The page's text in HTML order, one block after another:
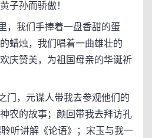
子孙而骄傲！
我们手捧着一盘香甜的蛋
蜡烛，我们唱着一曲雄壮的
庆赞美，为祖国母亲的华诞祈
，元谋人带我去参观他们的
农的故事；颜回带我去拜访孔
听讲解《论语》；宋玉与我一